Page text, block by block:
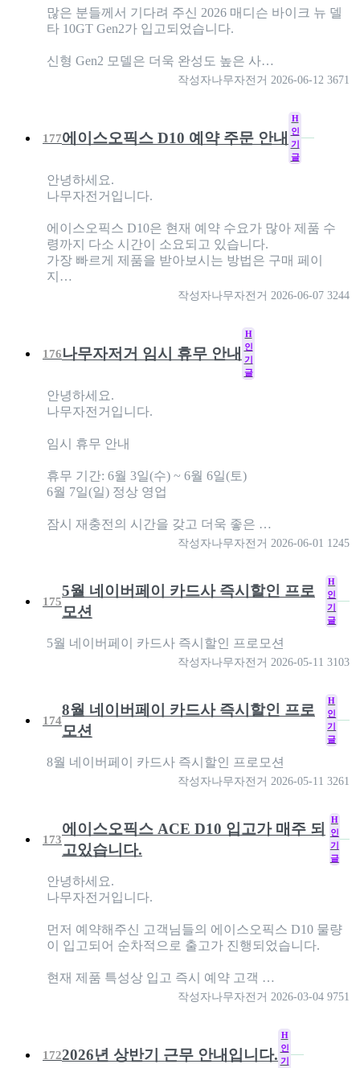
많은 분들께서 기다려 주신 2026 매디슨 바이크 뉴 델
타 10GT Gen2가 입고되었습니다.
신형 Gen2 모델은 더욱 완성도 높은 사…
작성자나무자전거 2026-06-12 3671
177에이스오픽스 D10 예약 주문 안내
H
인
기
글
안녕하세요.
나무자전거입니다.
에이스오픽스 D10은 현재 예약 수요가 많아 제품 수
령까지 다소 시간이 소요되고 있습니다.
가장 빠르게 제품을 받아보시는 방법은 구매 페이
지…
작성자나무자전거 2026-06-07 3244
176나무자저거 임시 휴무 안내
H
인
기
글
안녕하세요.
나무자전거입니다.
임시 휴무 안내
휴무 기간: 6월 3일(수) ~ 6월 6일(토)
6월 7일(일) 정상 영업
잠시 재충전의 시간을 갖고 더욱 좋은 …
작성자나무자전거 2026-06-01 1245
175
5월 네이버페이 카드사 즉시할인 프로
모션
H
인
기
글
5월 네이버페이 카드사 즉시할인 프로모션
작성자나무자전거 2026-05-11 3103
174
8월 네이버페이 카드사 즉시할인 프로
모션
H
인
기
글
8월 네이버페이 카드사 즉시할인 프로모션
작성자나무자전거 2026-05-11 3261
173
에이스오픽스 ACE D10 입고가 매주 되
고있습니다.
H
인
기
글
안녕하세요.
나무자전거입니다.
먼저 예약해주신 고객님들의 에이스오픽스 D10 물량
이 입고되어 순차적으로 출고가 진행되었습니다.
현재 제품 특성상 입고 즉시 예약 고객 …
작성자나무자전거 2026-03-04 9751
1722026년 상반기 근무 안내입니다.
H
인
기